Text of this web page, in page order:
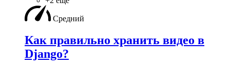
Средний
Как правильно хранить видео в
Django?